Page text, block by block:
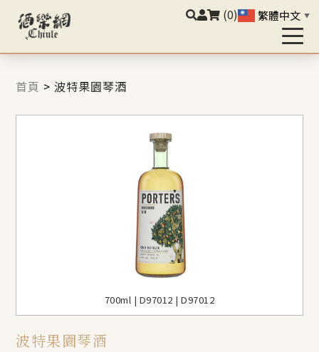
(0) 繁體中文 ▼
首頁 >波特果園琴酒
700ml | D97012 | D97012
波特果園琴酒